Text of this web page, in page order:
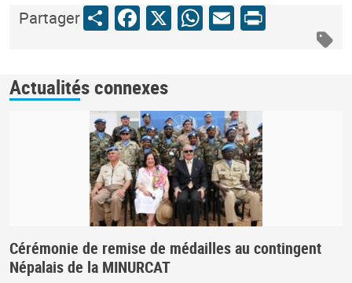
PartagerShareFacebook
X WhatsApp
Email
Print
Actualités connexes
Cérémonie de remise de médailles au contingent
Népalais de la MINURCAT